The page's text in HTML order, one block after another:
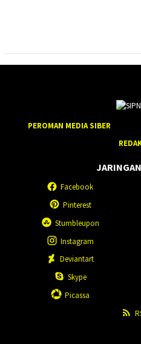
PEROMAN MEDIA SIBER
Facebook
Pinterest
Stumbleupon
Instagram
Deviantart
Skype
Picassa